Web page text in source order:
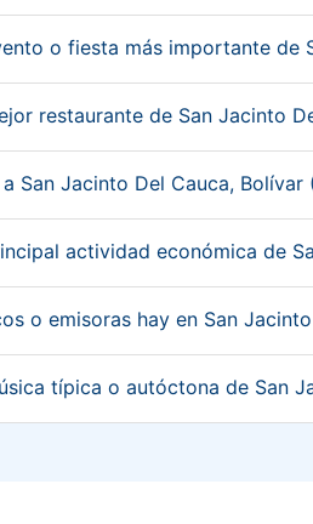
o fiesta más importante de
restaurante de San Jacinto
San Jacinto Del Cauca, Bolívar
actividad económica de
o emisoras hay en San
típica o autóctona de San